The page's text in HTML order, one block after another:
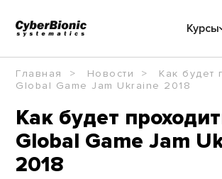
Курсы
Главная Новости
Как будет
Global Game Jam Ukraine 2018
Как будет
Global Game Jam
2018